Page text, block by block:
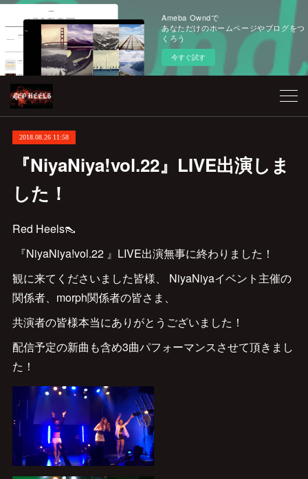
Ameba Owndで
あなただけのホームページやブログをつ
くろう
今すぐ試す
2018.08.26 11:58
『NiyaNiya!vol.22』LIVE出演しま
した！
Red Heels👠
『NiyaNiya!vol.22 』LIVE出演無事に終わりました！
観に来てくださいました皆様、 NiyaNiyaイベント主催の
関係者、morph関係者の皆さま、
共演者の皆様本当にありがとうございました！
配信予定の新曲も含め3曲パフォーマンスさせて頂きまし
た！